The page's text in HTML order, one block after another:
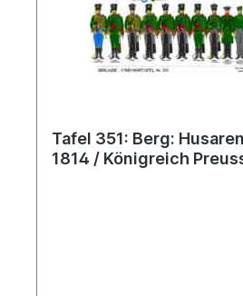
Tafel 351: Berg: Husaren-Regiment
1814 / Königreich